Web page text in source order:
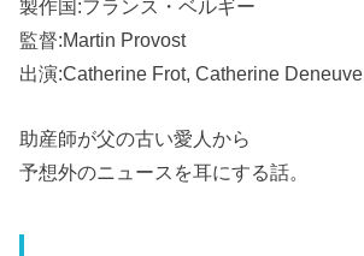
製作国:フランス・ベルギー
監督:Martin Provost
出演:Catherine Frot, Catherine Deneuve
助産師が父の古い愛人から
予想外のニュースを耳にする話。